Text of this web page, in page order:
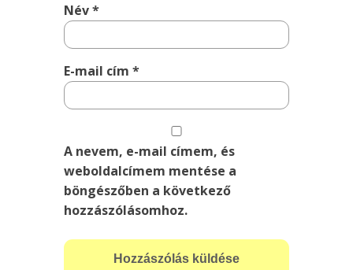
Név*
E-mail cím*
A nevem, e-mail címem, és
weboldalcímem mentése a
böngészőben a következő
hozzászólásomhoz.